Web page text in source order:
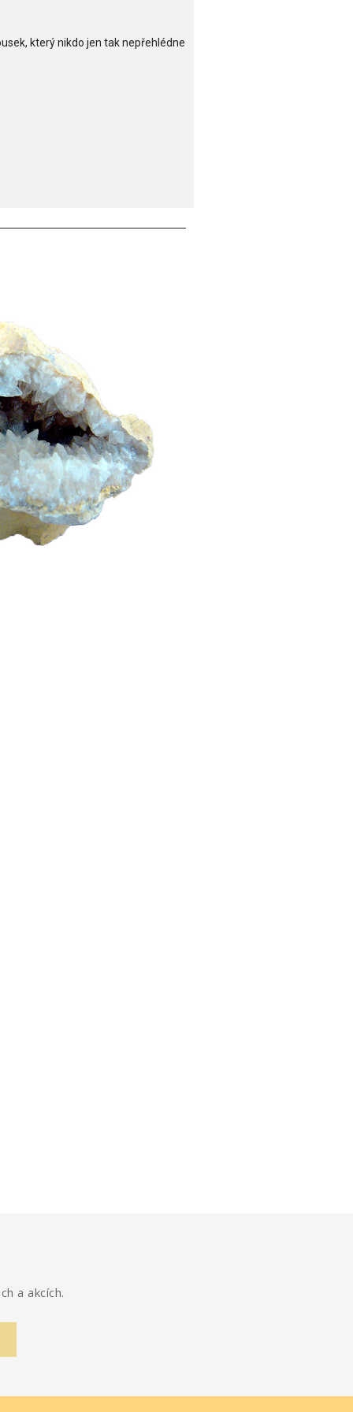
který nikdo jen tak nepřehlédne
a akcích.